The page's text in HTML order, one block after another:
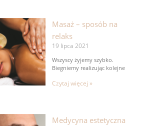
Masaż – sposób na
relaks
19 lipca 2021
Wszyscy żyjemy szybko.
Biegniemy realizując kolejne
Czytaj więcej »
Medycyna estetyczna